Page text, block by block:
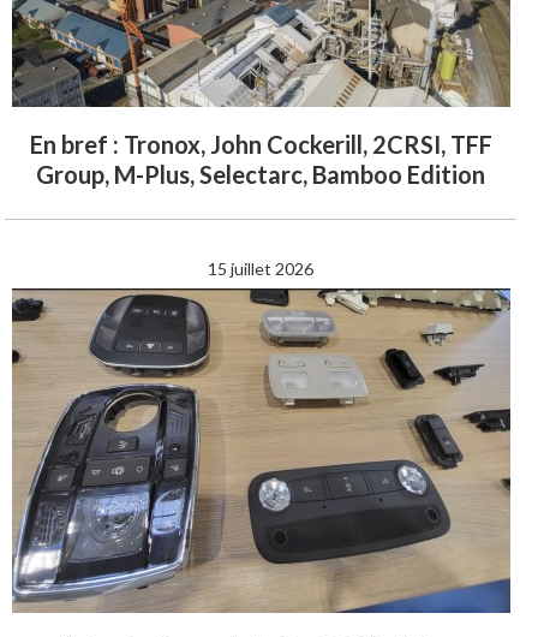
En bref : Tronox, John Cockerill, 2CRSI, TFF
Group, M-Plus, Selectarc, Bamboo Edition
15 juillet 2026